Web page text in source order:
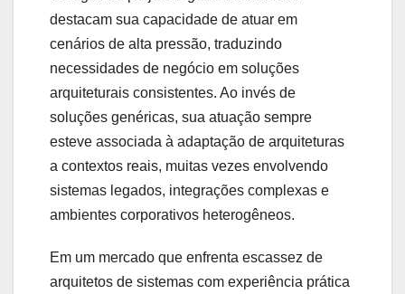
destacam sua capacidade de atuar em
cenários de alta pressão, traduzindo
necessidades de negócio em soluções
arquiteturais consistentes. Ao invés de
soluções genéricas, sua atuação sempre
esteve associada à adaptação de arquiteturas
a contextos reais, muitas vezes envolvendo
sistemas legados, integrações complexas e
ambientes corporativos heterogêneos.
Em um mercado que enfrenta escassez de
arquitetos de sistemas com experiência prática